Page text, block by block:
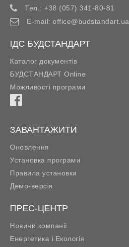
Тел.: +38 (057) 341-80-81
E-mail: office@budstandart.ua
ІДС БУДСТАНДАРТ
Каталог документів
БУДСТАНДАРТ Online
Можливості програми
ЗАВАНТАЖИТИ
Оновлення
Установка програми
Правила установки
Демо-версія
ПРЕС-ЦЕНТР
Новини компанії
Енергетика і Екологія